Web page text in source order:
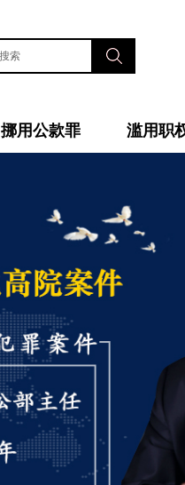
挪用公款罪 滥用职